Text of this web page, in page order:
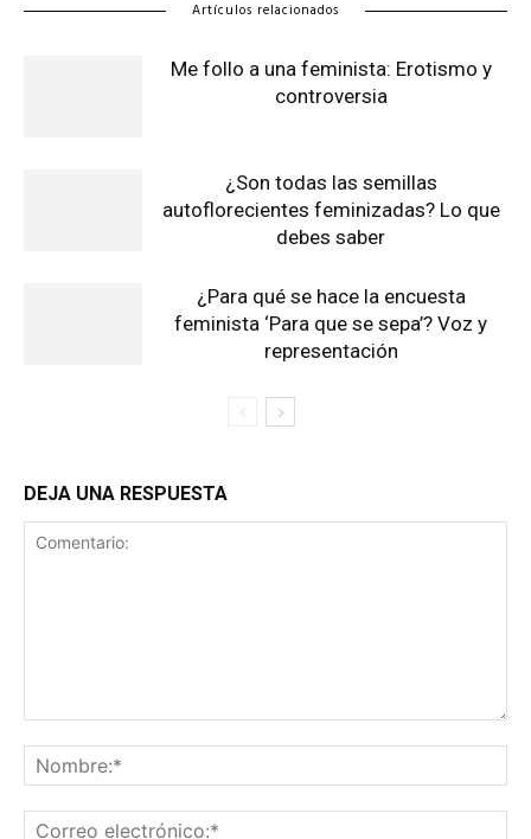
Artículos relacionados
Me follo a una feminista: Erotismo y
controversia
¿Son todas las semillas
autoflorecientes feminizadas? Lo que
debes saber
¿Para qué se hace la encuesta
feminista ‘Para que se sepa’? Voz y
representación
DEJA UNA RESPUESTA